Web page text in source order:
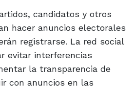
candidatos y otros
hacer anuncios electorales
registrarse. La red social
evitar interferencias
la transparencia de
con anuncios en las